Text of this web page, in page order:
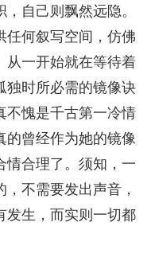
自己则飘然远隐。
任何叙写空间，仿佛
从一开始就在等待着
独时所必需的镜像诀
不愧是千古第一冷情
的曾经作为她的镜像
情合理了。须知，一
不需要发出声音，
发生，而实则一切都